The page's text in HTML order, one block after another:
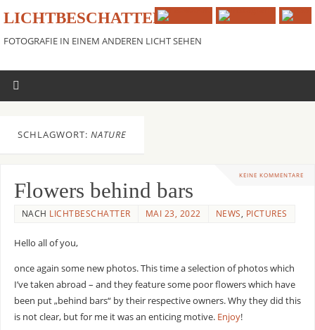
LICHTBESCHATTER
FOTOGRAFIE IN EINEM ANDEREN LICHT SEHEN
SCHLAGWORT: NATURE
KEINE KOMMENTARE
Flowers behind bars
NACH LICHTBESCHATTER MAI 23, 2022 NEWS, PICTURES
Hello all of you,
once again some new photos. This time a selection of photos which
I’ve taken abroad – and they feature some poor flowers which have
been put „behind bars“ by their respective owners. Why they did this
is not clear, but for me it was an enticing motive. Enjoy!